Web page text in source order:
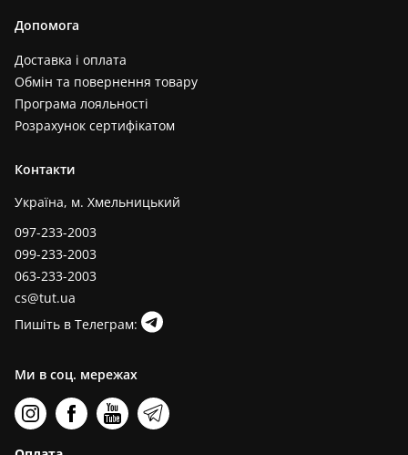
Допомога
Доставка і оплата
Обмін та повернення товару
Програма лояльності
Розрахунок сертифікатом
Контакти
Україна, м. Хмельницький
097-233-2003
099-233-2003
063-233-2003
cs@tut.ua
Пишіть в Телеграм:
Ми в соц. мережах